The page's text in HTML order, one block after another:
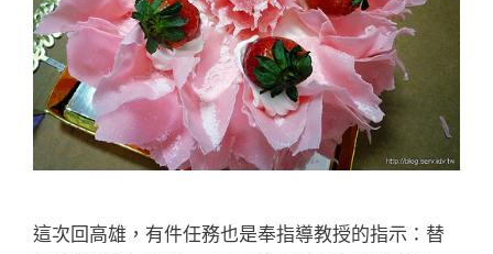
這次回高雄，有件任務也是奉指導教授的指示：替